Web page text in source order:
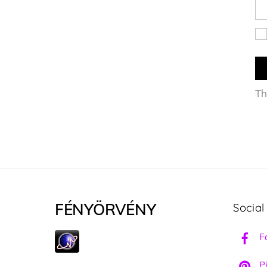
FÉNYÖRVÉNY Social